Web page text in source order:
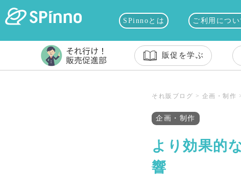
SPinnoとは ご利用につい
販促を学ぶ
それ販ブログ > 企画・制作
企画・制作
より効果的
響